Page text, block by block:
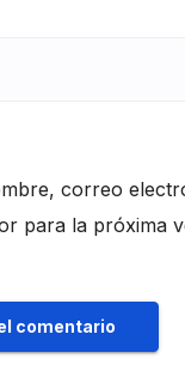
correo
para la próxima